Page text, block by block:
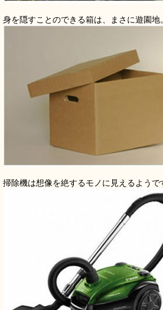
身を隠すことのできる箱は、まさに遊園地
掃除機は想像を絶するモノに見えるようで